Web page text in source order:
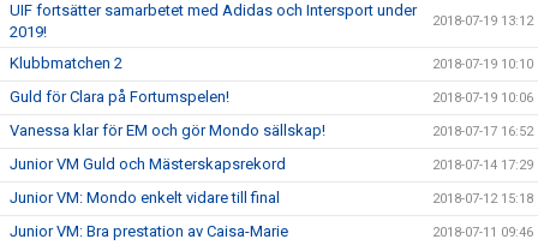
UIF fortsätter samarbetet med Adidas och Intersport under
2019!
2018-07-19 13:12
Klubbmatchen 2 2018-07-19 10:10
Guld för Clara på Fortumspelen! 2018-07-19 10:06
Vanessa klar för EM och gör Mondo sällskap! 2018-07-17 16:52
Junior VM Guld och Mästerskapsrekord 2018-07-14 17:29
Junior VM: Mondo enkelt vidare till final 2018-07-12 15:18
Junior VM: Bra prestation av Caisa-Marie 2018-07-11 09:46